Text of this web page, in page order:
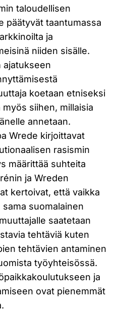
taloudellisen
päätyvät taantumassa
ja
niiden sisälle.
ajatukseen
koetaan etniseksi
siihen, millaisia
annetaan.
Wrede kirjoittavat
rasismin
määrittää suhteita
ja Wreden
kertoivat, että vaikka
suomalainen
saatetaan
tehtäviä kuten
tehtävien antaminen
työyhteisössä.
ja
ovat pienemmät